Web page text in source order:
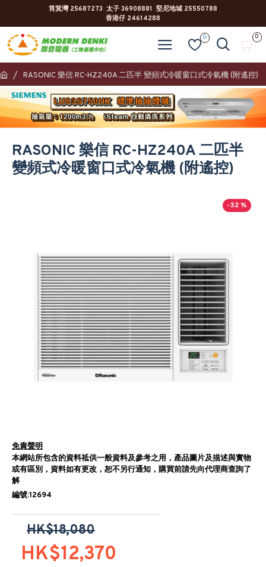
筲箕灣 25687273 太子 36908881 堅尼地城 25550788
香港仔 24614288
0 0
RASONIC 樂信 RC-HZ240A 二匹半 變頻式冷暖窗口式冷氣機 (附遙控)
RASONIC 樂信 RC-HZ240A 二匹半
變頻式冷暖窗口式冷氣機 (附遙控)
-32 %
免責聲明
本網站所包含的資料祗供一般資料及參考之用，產品圖片及描述與實物
或有區別，資料如有更改，恕不另行通知，購買前請先向代理商查詢了
解
編號:12694
HK$12,370
HK$18,080